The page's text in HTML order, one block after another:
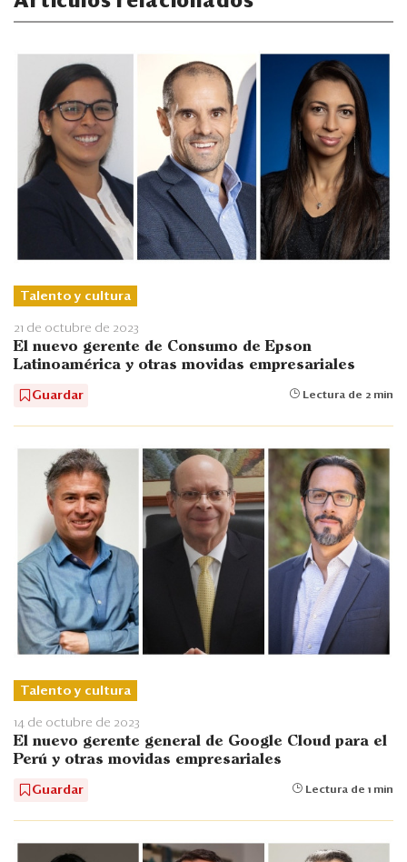
Talento y cultura
21 de octubre de 2023
El nuevo gerente de Consumo de Epson
Latinoamérica y otras movidas empresariales
Guardar Lectura de 2 min
Talento y cultura
14 de octubre de 2023
El nuevo gerente general de Google Cloud para el
Perú y otras movidas empresariales
Guardar Lectura de 1 min